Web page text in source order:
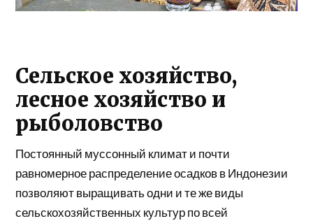
Сельское хозяйство,
лесное хозяйство и
рыболовство
Постоянный муссонный климат и почти
равномерное распределение осадков в Индонезии
позволяют выращивать одни и те же виды
сельскохозяйственных культур по всей